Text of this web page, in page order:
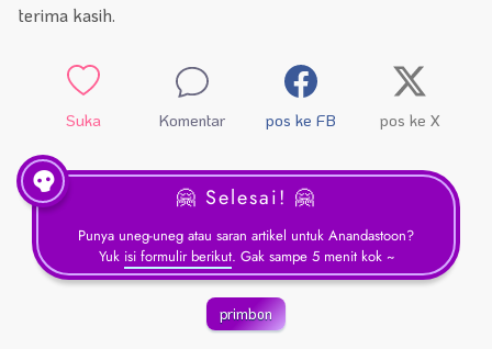
terima kasih.
Suka Komentar pos ke FB pos ke X
🤗 Selesai! 🤗
Punya uneg-uneg atau saran artikel untuk Anandastoon?
Yuk isi formulir berikut. Gak sampe 5 menit kok ~
primbon